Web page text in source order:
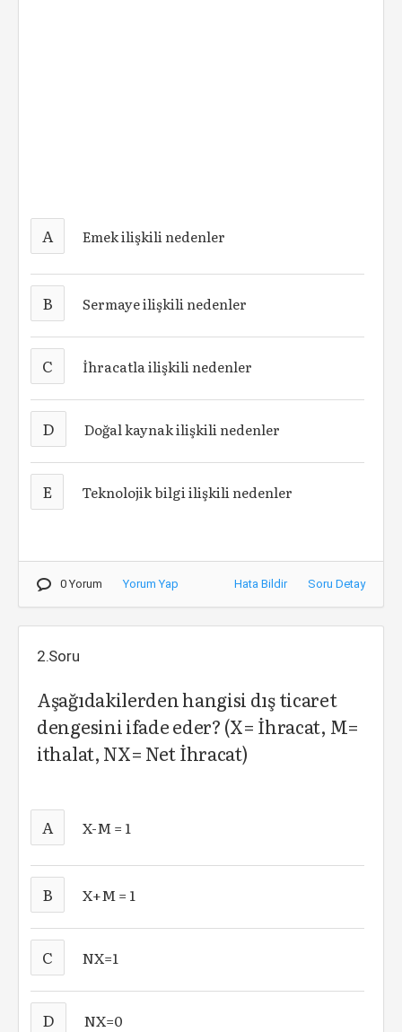
A Emek ilişkili nedenler
B Sermaye ilişkili nedenler
C İhracatla ilişkili nedenler
D Doğal kaynak ilişkili nedenler
E Teknolojik bilgi ilişkili nedenler
0 Yorum Yorum Yap Hata Bildir Soru Detay
2.Soru
Aşağıdakilerden hangisi dış ticaret
dengesini ifade eder? (X= İhracat, M=
ithalat, NX= Net İhracat)
A X-M = 1
B X+M = 1
C NX=1
D NX=0